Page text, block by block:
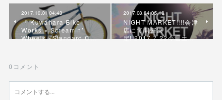
2017.10.01 04:43
『 Kuwahara Bike
Works × Screamin’
Wheels ×Standard C…
2017.08.04 05:18
NIGHT MARKET!!!!会津
店にて開催決
定!!2017.7.22今週土…
0 コメント